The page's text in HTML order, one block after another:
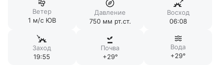
Ветер
1 м/c ЮВ
Давление
750 мм рт.ст.
Восход
06:08
Заход
19:55
Почва
+29°
Вода
+29°